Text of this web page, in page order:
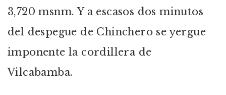
3,720 msnm. Y a escasos dos minutos
del despegue de Chinchero se yergue
imponente la cordillera de
Vilcabamba.